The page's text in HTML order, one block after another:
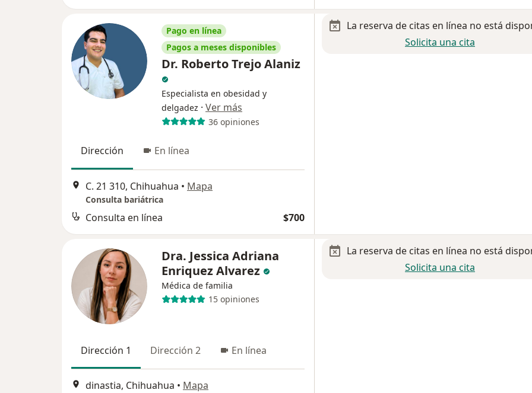
Pago en línea
Pagos a meses disponibles
Dr. Roberto Trejo Alaniz
Especialista en obesidad y
delgadez · Ver más
36 opiniones
Dirección En línea
C. 21 310, Chihuahua • Mapa
Consulta bariátrica
Consulta en línea $700
La reserva de citas en línea no está
Solicita una cita
Dra. Jessica Adriana
Enriquez Alvarez
Médica de familia
15 opiniones
Dirección 1 Dirección 2 En línea
dinastia, Chihuahua • Mapa
La reserva de citas en línea no está
Solicita una cita